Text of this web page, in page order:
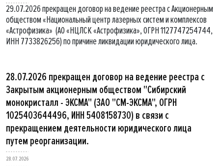
29.07.2026 прекращен договор на ведение реестра с Акционерным
обществом «Национальный центр лазерных систем и комплексов
«Астрофизика» (АО «НЦЛСК «Астрофизика», ОГРН 1127747254744,
ИНН 7733826256) по причине ликвидации юридического лица.
28.07.2026 прекращен договор на ведение реестра с
Закрытым акционерным обществом "Сибирский
монокристалл - ЭКСМА" (ЗАО "СМ-ЭКСМА", ОГРН
1025403644496, ИНН 5408158730) в связи с
прекращением деятельности юридического лица
путем реорганизации.
28.07.2026